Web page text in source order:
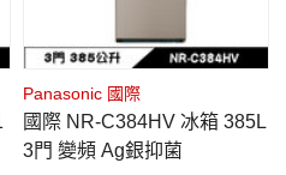
Panasonic 國際
國際 NR-C384HV 冰箱 385L
3門 變頻 Ag銀抑菌